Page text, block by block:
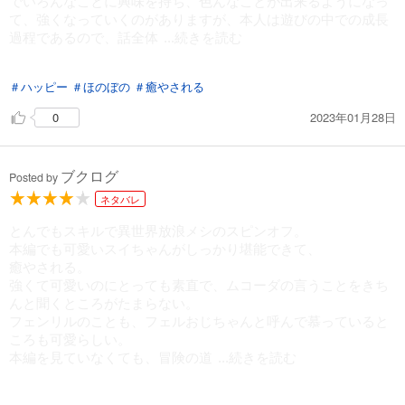
供たちミリーナちゃんとエリク君が出てきます。ムコーダさん
はスイちゃんが、遊びに行く時常にスイちゃんに気を配って心
配しています。
スイちゃんが、たかいたかいしてもらいたい時の、手が出て
る時の姿とか、分裂したりして、たくさんのスイちゃんがいた
り、可愛さ満載です。フェルに関しては、フェルの身体のお手
＃ハッピー ＃ほのぼの ＃癒やされる
0
2023年01月28日
Posted by ブクログ
ネタバレ